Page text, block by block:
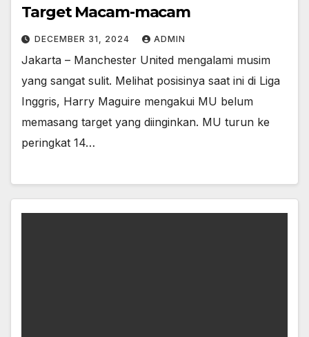
Target Macam-macam
DECEMBER 31, 2024 ADMIN
Jakarta – Manchester United mengalami musim
yang sangat sulit. Melihat posisinya saat ini di Liga
Inggris, Harry Maguire mengakui MU belum
memasang target yang diinginkan. MU turun ke
peringkat 14…